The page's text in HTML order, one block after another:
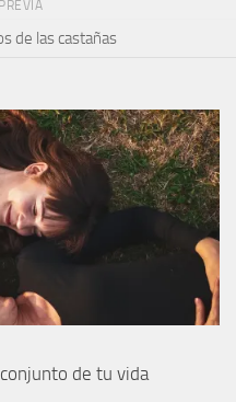
de las castañas
de tu vida